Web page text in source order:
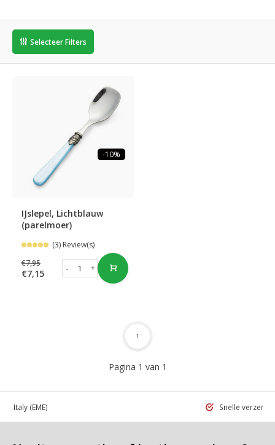
Selecteer Filters
-10%
IJslepel, Lichtblauw
(parelmoer)
(3) Review(s)
€7,95
€7,15 +
-
Pagina 1 van 1
1
in Italy (EME) Snelle